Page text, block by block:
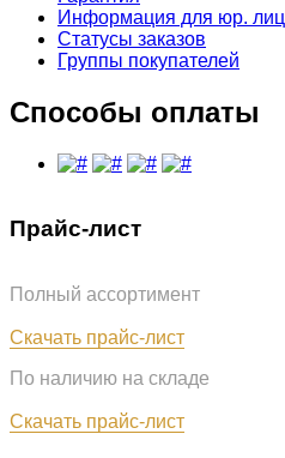
Информация для юр. лиц
Статусы заказов
Группы покупателей
Способы оплаты
Прайс-лист
Полный ассортимент
Скачать прайс-лист
По наличию на складе
Скачать прайс-лист